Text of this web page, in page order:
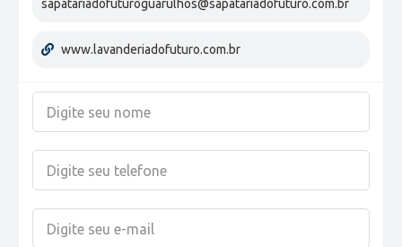
sapatariadofuturoguarulhos@sapatariadofuturo.com.br
www.lavanderiadofuturo.com.br